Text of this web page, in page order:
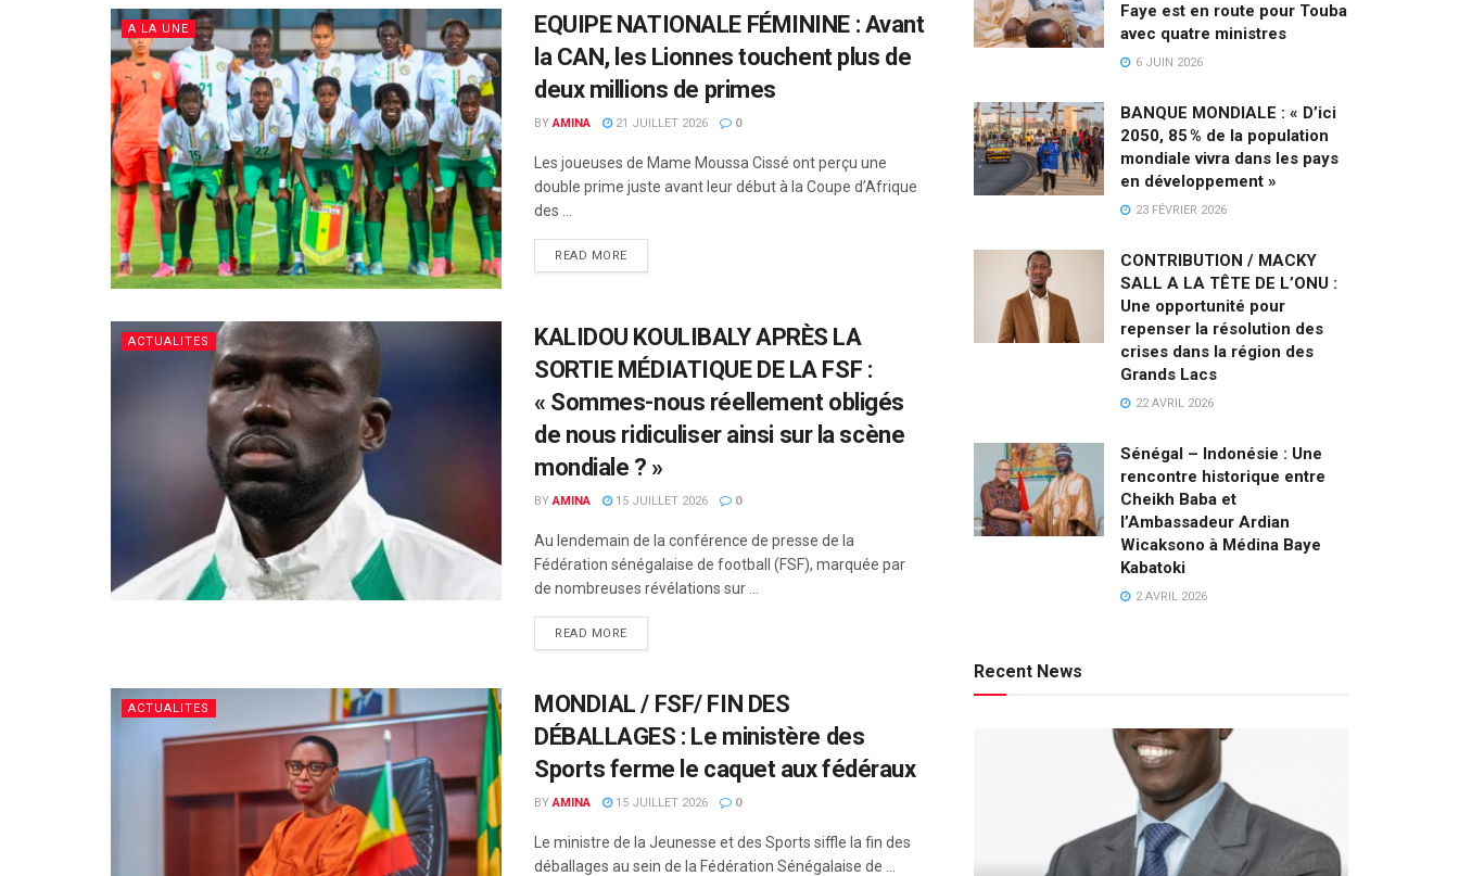
A LA UNE
EQUIPE NATIONALE FÉMININE : Avant
la CAN, les Lionnes touchent plus de
deux millions de primes
BY AMINA 21 JUILLET 2026 0
Les joueuses de Mame Moussa Cissé ont perçu une
double prime juste avant leur début à la Coupe d’Afrique
des ...
READ MORE
ACTUALITES
KALIDOU KOULIBALY APRÈS LA
SORTIE MÉDIATIQUE DE LA FSF :
« Sommes-nous réellement obligés
de nous ridiculiser ainsi sur la scène
mondiale ? »
BY AMINA 15 JUILLET 2026 0
Au lendemain de la conférence de presse de la
Fédération sénégalaise de football (FSF), marquée par
de nombreuses révélations sur ...
READ MORE
ACTUALITES
MONDIAL / FSF/ FIN DES
DÉBALLAGES : Le ministère des
Sports ferme le caquet aux fédéraux
BY AMINA 15 JUILLET 2026 0
Le ministre de la Jeunesse et des Sports siffle la fin des
déballages au sein de la Fédération Sénégalaise de ...
Faye est en route pour Touba
avec quatre ministres
6 JUIN 2026
BANQUE MONDIALE : « D’ici
2050, 85 % de la population
mondiale vivra dans les pays
en développement »
23 FÉVRIER 2026
CONTRIBUTION / MACKY
SALL A LA TÊTE DE L’ONU :
Une opportunité pour
repenser la résolution des
crises dans la région des
Grands Lacs
22 AVRIL 2026
Sénégal – Indonésie : Une
rencontre historique entre
Cheikh Baba et
l’Ambassadeur Ardian
Wicaksono à Médina Baye
Kabatoki
2 AVRIL 2026
Recent News